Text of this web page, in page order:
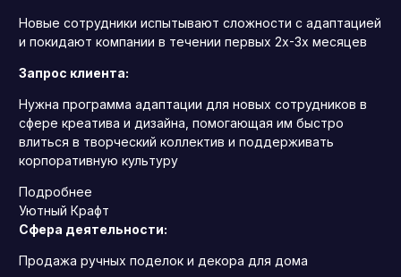
Новые сотрудники испытывают сложности с адаптацией
и покидают компании в течении первых 2х-3х месяцев
Запрос клиента:
Нужна программа адаптации для новых сотрудников в
сфере креатива и дизайна, помогающая им быстро
влиться в творческий коллектив и поддерживать
корпоративную культуру
Подробнее
Уютный Крафт
Сфера деятельности:
Продажа ручных поделок и декора для дома